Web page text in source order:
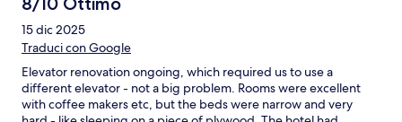
15 dic 2025
Traduci con Google
Elevator renovation ongoing, which required us to use a
different elevator - not a big problem. Rooms were excellent
with coffee makers etc, but the beds were narrow and very